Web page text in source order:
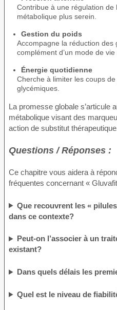
Contribue à une régulation de
métabolique plus serein.
Gestion du poids
Accompagne la réduction des
complément d’un mode de vie
Énergie quotidienne
Cherche à limiter les coups
glycémiques.
La promesse globale s’articule
métabolique visant des
action de substitut
Questions / Réponses :
Ce chapitre vous aidera à
fréquentes concernant «
Que recouvrent les «
dans ce contexte?
Peut-on l’associer à un
existant?
Dans quels délais les
Quel est le niveau de